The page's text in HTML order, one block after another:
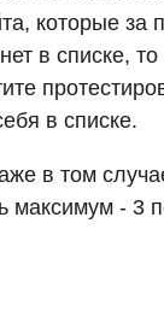
которые
в списке,
в списке.
в том
- 3